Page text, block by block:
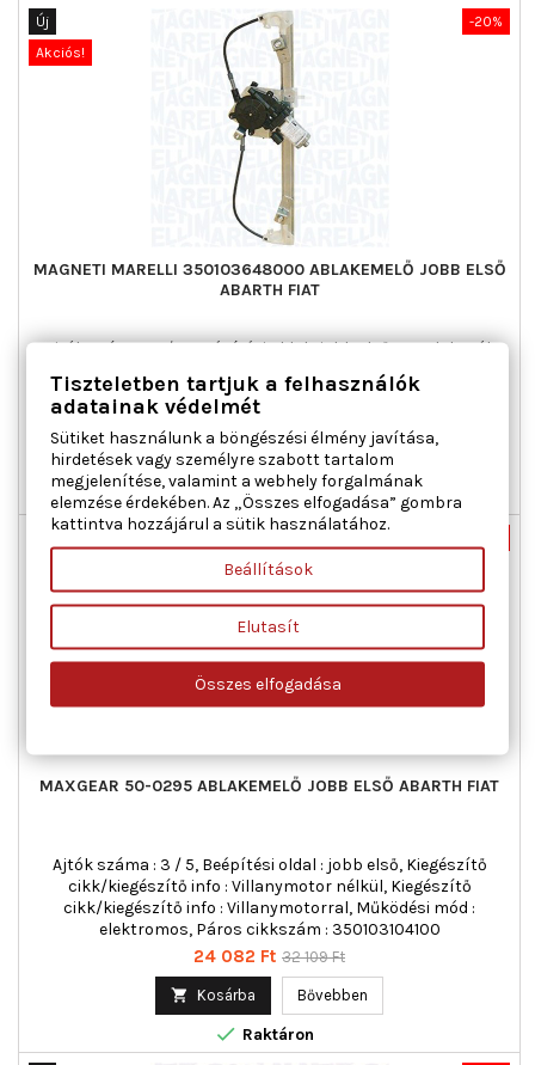
-20%
Új
Akciós!
MAGNETI MARELLI 350103648000 ABLAKEMELŐ JOBB ELSŐ
ABARTH FIAT
Ajtók száma : 3 / 5, Beépítési oldal : jobb első, Csatlakozók
száma : 2, Kiegészítő cikk/kiegészítő info : Villanymotorral,
Működési mód : elektromos, Páros cikkszám : 350103647000
Ár
49 389 Ft
ár
 Kosárba Bővebben
Utolsó tételek a raktáron
MAXGEAR 50-0295 ABLAKEMELŐ JOBB ELSŐ ABARTH FIAT
Ajtók száma : 3 / 5, Beépítési oldal : jobb első, Kiegészítő
cikk/kiegészítő info : Villanymotor nélkül, Kiegészítő
cikk/kiegészítő info : Villanymotorral, Működési mód :
elektromos, Páros cikkszám : 350103104100
Ár
24 082 Ft Normál
32 109 Ft
 Kosárba Bővebben
 Raktáron
Tiszteletben tartjuk a felhasználók
adatainak védelmét
Sütiket használunk a böngészési élmény javítása,
hirdetések vagy személyre szabott tartalom
megjelenítése, valamint a webhely forgalmának
elemzése érdekében. Az „Összes elfogadása” gombra
kattintva hozzájárul a sütik használatához.
Beállítások
Elutasít
Összes elfogadása